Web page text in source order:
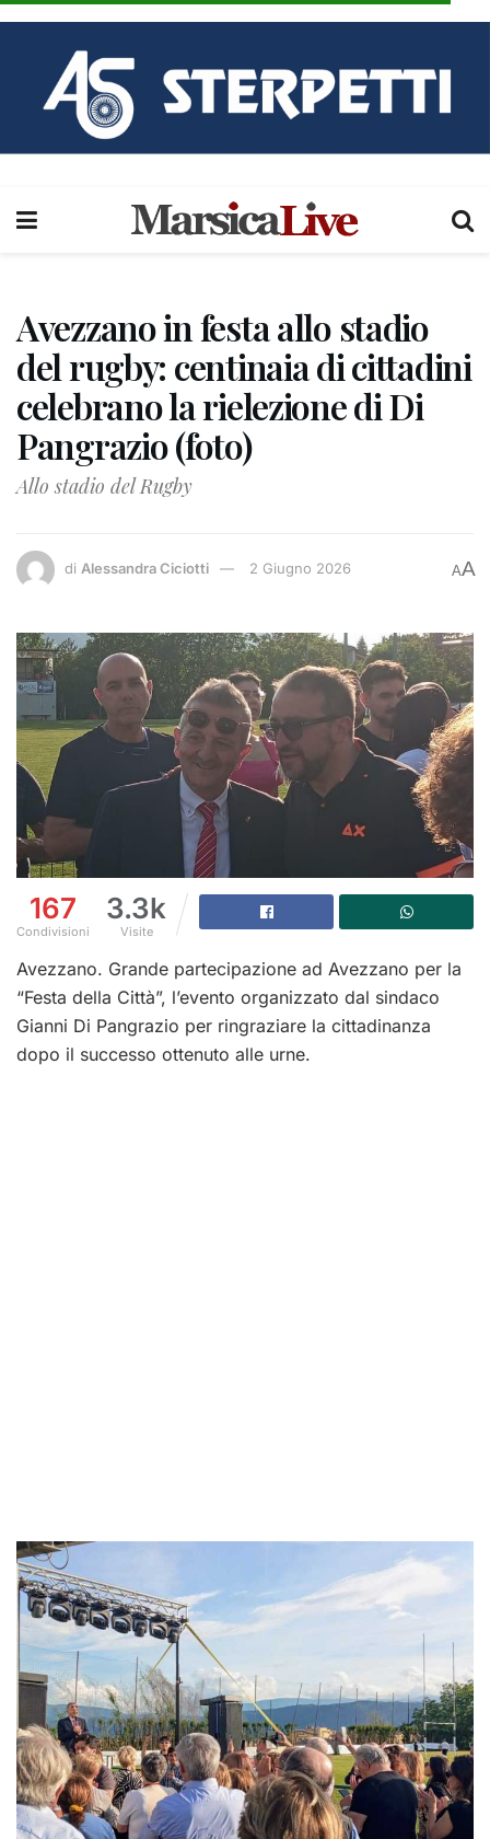
Avezzano in festa allo stadio
del rugby: centinaia di cittadini
celebrano la rielezione di Di
Pangrazio (foto)
Allo stadio del Rugby
di Alessandra Ciciotti 2 Giugno 2026 AA
167
Condivisioni
3.3k
Visite
Avezzano. Grande partecipazione ad Avezzano per la
“Festa della Città”, l’evento organizzato dal sindaco
Gianni Di Pangrazio per ringraziare la cittadinanza
dopo il successo ottenuto alle urne.